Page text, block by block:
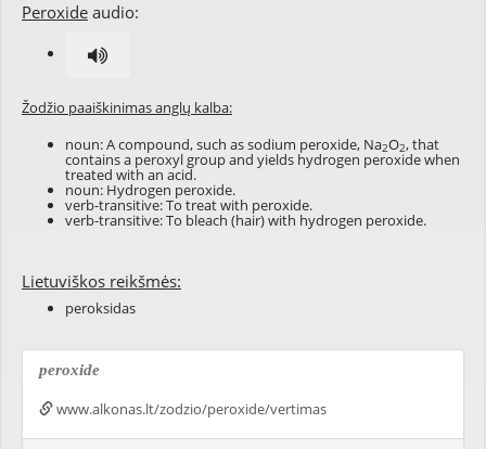
Peroxide audio:
Žodžio paaiškinimas anglų kalba:
noun: A compound, such as sodium peroxide, Na2O2, that
contains a peroxyl group and yields hydrogen peroxide when
treated with an acid.
noun: Hydrogen peroxide.
verb-transitive: To treat with peroxide.
verb-transitive: To bleach (hair) with hydrogen peroxide.
Lietuviškos reikšmės:
peroksidas
peroxide
www.alkonas.lt/zodzio/peroxide/vertimas